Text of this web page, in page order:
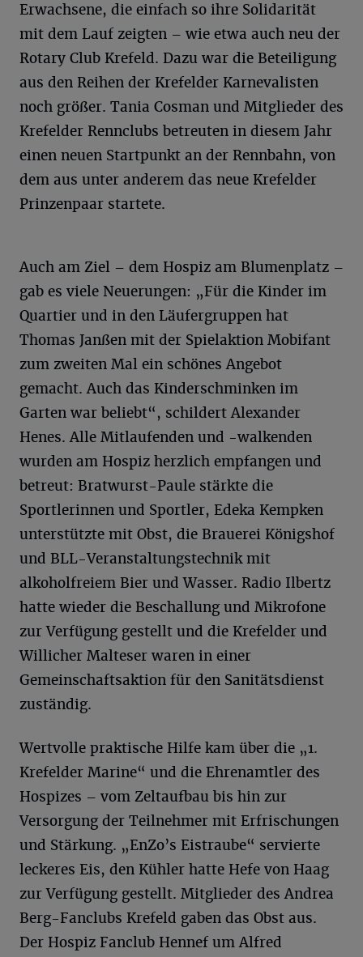
Erwachsene, die einfach so ihre Solidarität
mit dem Lauf zeigten – wie etwa auch neu der
Rotary Club Krefeld. Dazu war die Beteiligung
aus den Reihen der Krefelder Karnevalisten
noch größer. Tania Cosman und Mitglieder des
Krefelder Rennclubs betreuten in diesem Jahr
einen neuen Startpunkt an der Rennbahn, von
dem aus unter anderem das neue Krefelder
Prinzenpaar startete.
Auch am Ziel – dem Hospiz am Blumenplatz –
gab es viele Neuerungen: „Für die Kinder im
Quartier und in den Läufergruppen hat
Thomas Janßen mit der Spielaktion Mobifant
zum zweiten Mal ein schönes Angebot
gemacht. Auch das Kinderschminken im
Garten war beliebt“, schildert Alexander
Henes. Alle Mitlaufenden und -walkenden
wurden am Hospiz herzlich empfangen und
betreut: Bratwurst-Paule stärkte die
Sportlerinnen und Sportler, Edeka Kempken
unterstützte mit Obst, die Brauerei Königshof
und BLL-Veranstaltungstechnik mit
alkoholfreiem Bier und Wasser. Radio Ilbertz
hatte wieder die Beschallung und Mikrofone
zur Verfügung gestellt und die Krefelder und
Willicher Malteser waren in einer
Gemeinschaftsaktion für den Sanitätsdienst
zuständig.
Wertvolle praktische Hilfe kam über die „1.
Krefelder Marine“ und die Ehrenamtler des
Hospizes – vom Zeltaufbau bis hin zur
Versorgung der Teilnehmer mit Erfrischungen
und Stärkung. „EnZo’s Eistraube“ servierte
leckeres Eis, den Kühler hatte Hefe von Haag
zur Verfügung gestellt. Mitglieder des Andrea
Berg-Fanclubs Krefeld gaben das Obst aus.
Der Hospiz Fanclub Hennef um Alfred